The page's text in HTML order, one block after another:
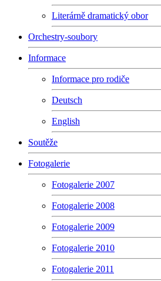
Literárně dramatický obor
Orchestry-soubory
Informace
Informace pro rodiče
Deutsch
English
Soutěže
Fotogalerie
Fotogalerie 2007
Fotogalerie 2008
Fotogalerie 2009
Fotogalerie 2010
Fotogalerie 2011